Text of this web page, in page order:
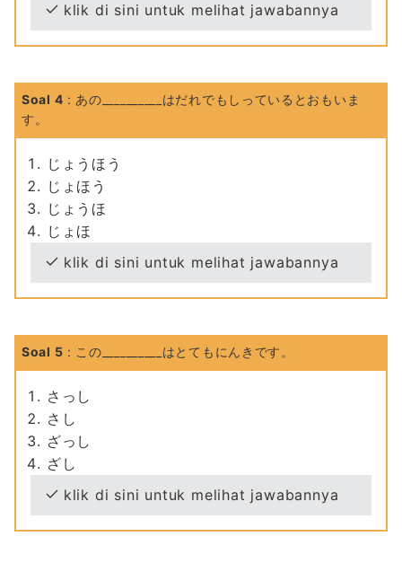
klik di sini untuk melihat jawabannya
Soal 4 : あの__________はだれでもしっているとおもいま
す。
じょうほう
じょほう
じょうほ
じょほ
klik di sini untuk melihat jawabannya
Soal 5 : この__________はとてもにんきです。
さっし
さし
ざっし
ざし
klik di sini untuk melihat jawabannya